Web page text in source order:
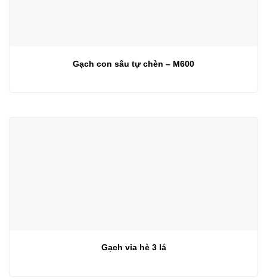
Gạch con sâu tự chèn – M600
Gạch vỉa hè 3 lá